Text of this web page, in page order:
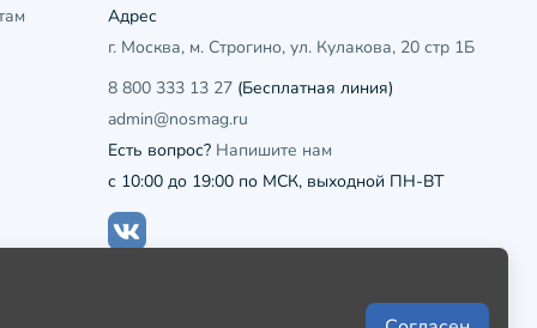
Адрес
г. Москва, м. Строгино, ул. Кулакова, 20 стр 1Б
8 800 333 13 27(Бесплатная линия)
admin@nosmag.ru
Есть вопрос? Напишите нам
с 10:00 до 19:00 по МСК, выходной ПН-ВТ